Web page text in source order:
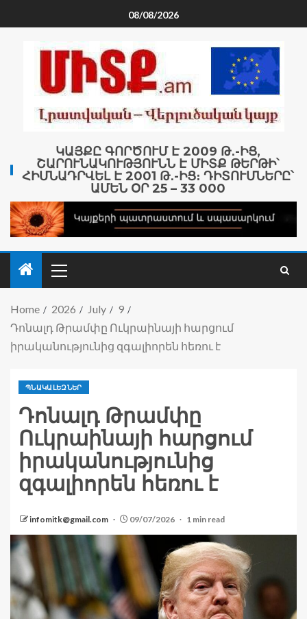
08/08/2026
ԿԱՅՔԸ ԳՈՐԾՈՒՄ Է 2009 Թ․-ԻՑ,
ՇԱՐՈՒՆԱԿՈՒԹՅՈՒՆՆ Է ՄԻՏՔ ԹԵՐԹԻ՝
ՀԻՄՆԱԴՐՎԵԼ Է 2001 Թ․-ԻՑ։ ԴԻՏՈՒՄՆԵՐԸ՝
ԱՄԵՆ ՕՐ 25 – 33 000
Home 2026 July
9
Դոնալդ Թրամփը Ուկրաինայի հարցում
իրականությունից զգալիորեն հեռու է
ՊՆԱԿԱԼԵԶՆԵՐ
Դոնալդ Թրամփը
Ուկրաինայի հարցում
իրականությունից
զգալիորեն հեռու է
infomitk@gmail.com 09/07/2026 1 min read